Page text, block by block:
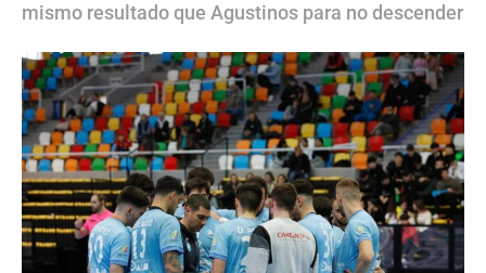
mismo resultado que Agustinos para no descender